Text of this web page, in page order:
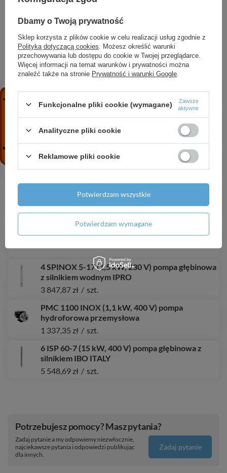
Symbol
ZOBACZ RÓWNIEŻ
API IPRO 15-60/130 PWM pompa obiegowa
459,00 zł / szt.
Wąż strażacki parciany 20 m / 3 bez złączy
79,13 zł / szt.
8 SPINOX 77-4B (13 kW, 400 V) pompa głębinowa
z 6 silnikiem wodnym IPRO
11 017,37 zł / szt.
4 SPINOX 5-17 (1,5 kW, 230 V) pompa głębinowa
z silnikiem wodnym IPRO
3 847,87 zł / szt.
PMC 1100 INOX (1,1 kW, 400 V) pompa
hydroforowa przemysłowa
1 337,35 zł / szt.
6 ISP 60-7 (15 kW, 400 V) pompa głębinowa z
silnikiem IBO ITALY
5 548,69 zł / szt.
Potrzebujesz pomocy? Masz pytania?
Zadaj pytanie a my odpowiemy niezwłocznie,
najciekawsze pytania i odpowiedzi publikując
dla innych.
Zadaj pytanie
Dbamy o Twoją prywatność
Sklep korzysta z plików cookie w celu realizacji usług zgodnie z
Polityką dotyczącą cookies . Możesz określić warunki
przechowywania lub dostępu do cookie w Twojej przeglądarce.
Więcej informacji na temat warunków i prywatności można
znaleźć także na stronie Prywatność i warunki Google
Funkcjonalne pliki cookie (wymagane)
Zawsze
aktywne
Analityczne pliki cookie
Reklamowe pliki cookie
Potwierdzam wymagane
Potwierdzam wszystkie